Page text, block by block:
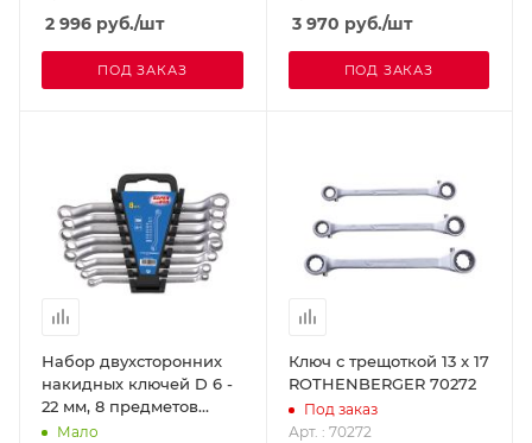
2 996 руб./шт
ПОД ЗАКАЗ
3 970 руб./шт
ПОД ЗАКАЗ
Набор двухсторонних
накидных ключей D 6 -
22 мм, 8 предметов
SUPER-EGO SEH001100
Мало
Ключ с трещоткой 13 x 17
ROTHENBERGER 70272
Под заказ
Арт. : 70272